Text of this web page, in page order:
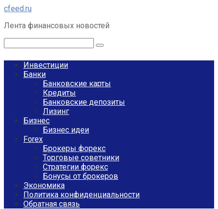
Перейти
контенту
cfeed.ru
Лента финансовых новостей
Инвестиции
Банки
Банковские карты
Кредиты
Банковские депозиты
Лизинг
Бизнес
Бизнес идеи
Forex
Брокеры форекс
Торговые советники
Стратегии форекс
Бонусы от брокеров
Экономика
Политика конфиденциальности
Обратная связь